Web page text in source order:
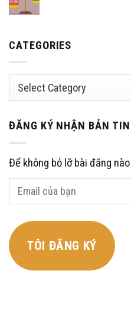
CATEGORIES
Categories
ĐĂNG KÝ NHẬN BẢN
Để không bỏ lỡ bài đăng nào
Email
TÔI ĐĂNG KÝ